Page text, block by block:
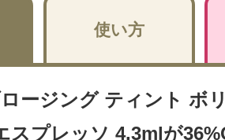
使い方
ージング ティント ボ
スプレッソ 4.3mlが